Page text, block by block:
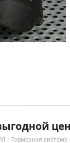
– Тормозная система